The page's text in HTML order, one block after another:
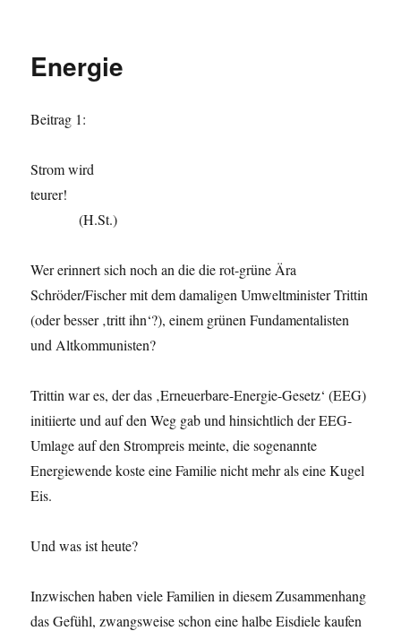
Energie
Beitrag 1:
Strom wird
teurer!
(H.St.)
Wer erinnert sich noch an die die rot-grüne Ära
Schröder/Fischer mit dem damaligen Umweltminister Trittin
(oder besser ‚tritt ihn‘?), einem grünen Fundamentalisten
und Altkommunisten?
Trittin war es, der das ‚Erneuerbare-Energie-Gesetz‘ (EEG)
initiierte und auf den Weg gab und hinsichtlich der EEG-
Umlage auf den Strompreis meinte, die sogenannte
Energiewende koste eine Familie nicht mehr als eine Kugel
Eis.
Und was ist heute?
Inzwischen haben viele Familien in diesem Zusammenhang
das Gefühl, zwangsweise schon eine halbe Eisdiele kaufen